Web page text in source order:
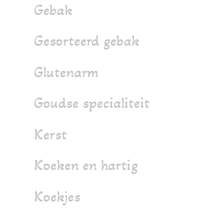
Gebak
Gesorteerd gebak
Glutenarm
Goudse specialiteit
Kerst
Koeken en hartig
Koekjes